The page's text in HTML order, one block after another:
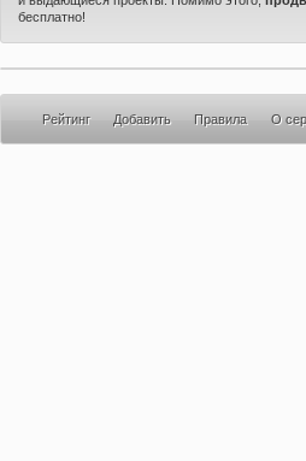
бесплатно!
Рейтинг Добавить Правила О